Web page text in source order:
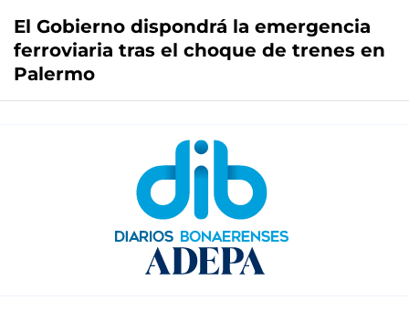
El Gobierno dispondrá la emergencia
ferroviaria tras el choque de trenes en
Palermo